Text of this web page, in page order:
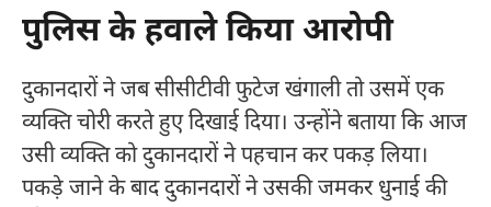
पुलिस के हवाले किया आरोपी
दुकानदारों ने जब सीसीटीवी फुटेज खंगाली तो उसमें एक
व्यक्ति चोरी करते हुए दिखाई दिया। उन्होंने बताया कि आज
उसी व्यक्ति को दुकानदारों ने पहचान कर पकड़ लिया।
पकड़े जाने के बाद दुकानदारों ने उसकी जमकर धुनाई की